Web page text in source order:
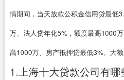
情期间，当天放款公积金信用贷最低
万、法人贷年化5%，额度最高1000
高1000万、房产抵押贷最低3%、大
1.上海十大贷款公司有哪